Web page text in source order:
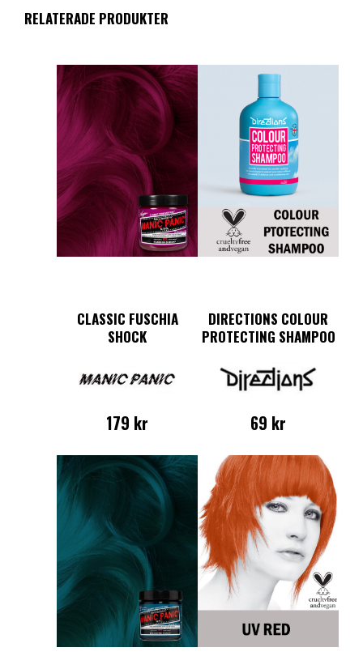
RELATERADE PRODUKTER
CLASSIC FUSCHIA
SHOCK
179 kr
DIRECTIONS COLOUR
PROTECTING SHAMPOO
69 kr